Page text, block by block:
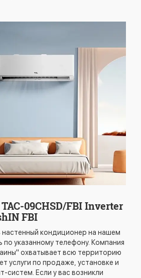
09CHSD/FBI Inverter
FBI
настенный кондиционер на нашем
по указанному телефону. Компания
охватывает всю территорию
услуги по продаже, установке и
систем. Если у вас возникли